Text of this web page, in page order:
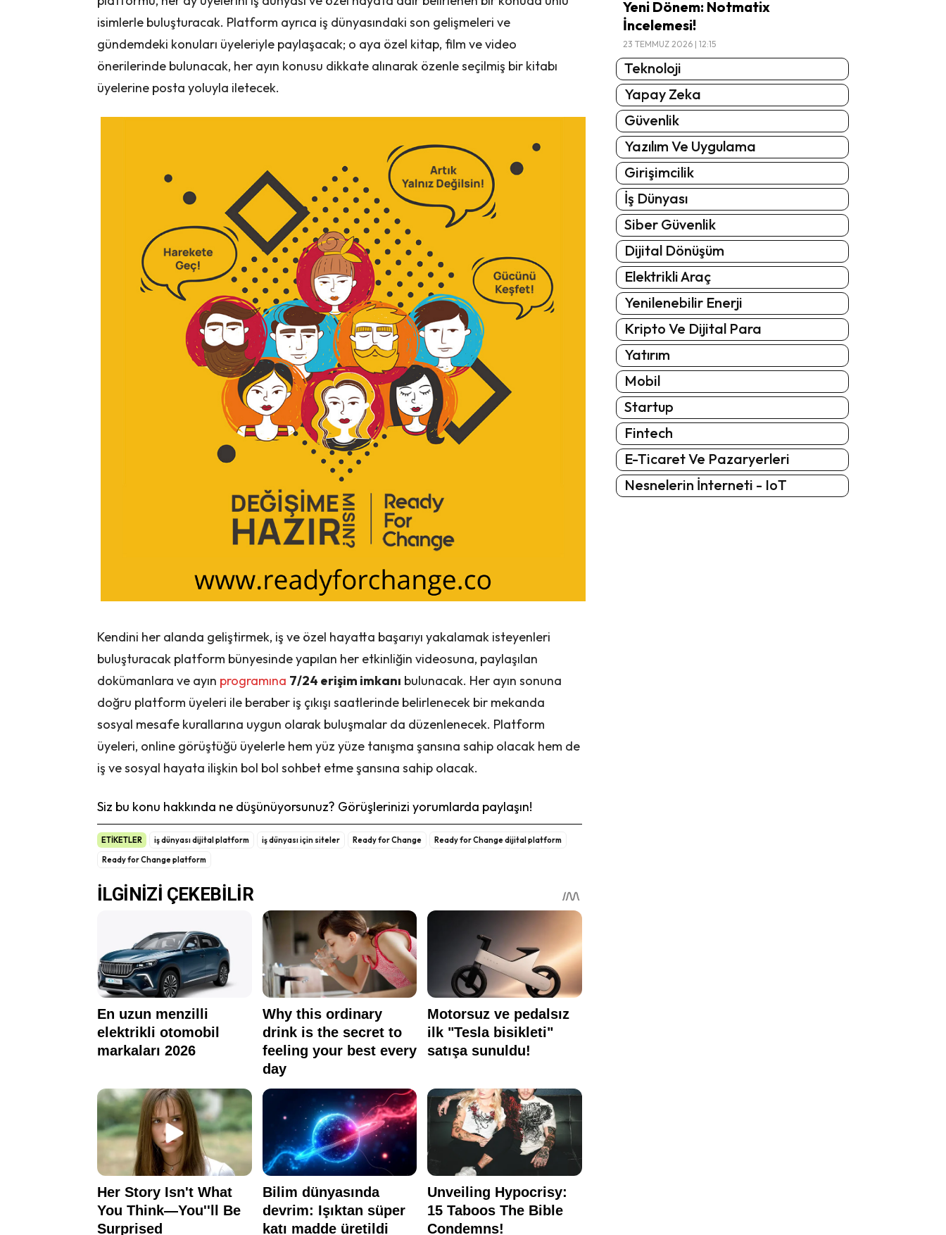
isimlerle buluşturacak. Platform ayrıca iş dünyasındaki son gelişmeleri ve
gündemdeki konuları üyeleriyle paylaşacak; o aya özel kitap, film ve video
önerilerinde bulunacak, her ayın konusu dikkate alınarak özenle seçilmiş bir kitabı
üyelerine posta yoluyla iletecek.
Kendini her alanda geliştirmek, iş ve özel hayatta başarıyı yakalamak isteyenleri
buluşturacak platform bünyesinde yapılan her etkinliğin videosuna, paylaşılan
dokümanlara ve ayın programına 7/24 erişim imkanı bulunacak. Her ayın sonuna
doğru platform üyeleri ile beraber iş çıkışı saatlerinde belirlenecek bir mekanda
sosyal mesafe kurallarına uygun olarak buluşmalar da düzenlenecek. Platform
üyeleri, online görüştüğü üyelerle hem yüz yüze tanışma şansına sahip olacak hem de
iş ve sosyal hayata ilişkin bol bol sohbet etme şansına sahip olacak.
Siz bu konu hakkında ne düşünüyorsunuz? Görüşlerinizi yorumlarda paylaşın!
ETİKETLER iş dünyası dijital platform iş dünyası için siteler Ready for Change
Ready for Change dijital platform
Ready for Change platform
Yeni Dönem: Notmatix
İncelemesi!
23 TEMMUZ 2026 | 12:15
Teknoloji
Yapay Zeka
Güvenlik
Yazılım Ve Uygulama
Girişimcilik
İş Dünyası
Siber Güvenlik
Dijital Dönüşüm
Elektrikli Araç
Yenilenebilir Enerji
Kripto Ve Dijital Para
Yatırım
Mobil
Startup
Fintech
E-Ticaret Ve Pazaryerleri
Nesnelerin İnterneti - IoT